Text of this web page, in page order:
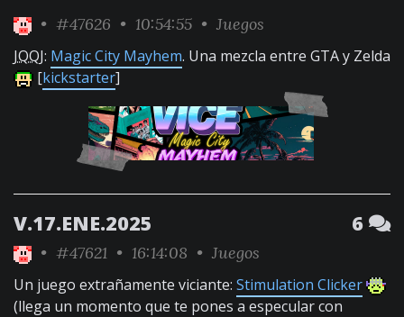
• #47626 • 10:54:55 • Juegos
JQQJ: Magic City Mayhem. Una mezcla entre GTA y Zelda
[kickstarter]
V.17.ENE.2025 6
• #47621 • 16:14:08 • Juegos
Un juego extrañamente viciante: Stimulation Clicker
(llega un momento que te pones a especular con